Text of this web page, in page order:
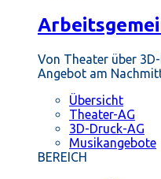
Von Theater über
Angebot am
Übersicht
Theater-AG
3D-Druck-AG
Musikangebote
BEREICH